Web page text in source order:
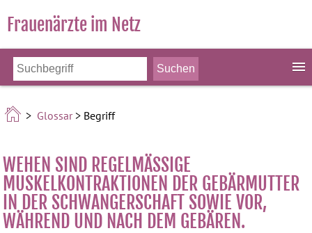
Frauenärzte im Netz
> Glossar> Begriff
WEHEN SIND REGELMÄSSIGE M
USKELKONTRAKTIONEN DER GEBÄRMUTTER I
N DER SCHWANGERSCHAFT SOWIE VOR, W
ÄHREND UND NACH DEM GEBÄREN.